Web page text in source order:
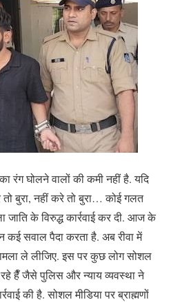
रंग घोलने वालों की कमी नहीं है. यदि
तो बुरा, नहीं करे तो बुरा… कोई गलत
जाति के विरुद्ध कार्रवाई कर दी. आज के
कई सवाल पैदा करता है. अब रीवा में
ले लीजिए. इस पर कुछ लोग सोशल
हैँ जैसे पुलिस और न्याय व्यवस्था ने
की है. सोशल मीडिया पर ब्राह्मणों